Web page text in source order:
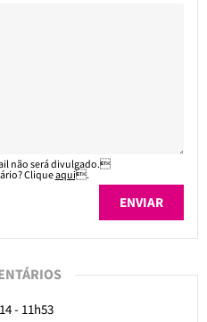
não será divulgado.
Cliqueaqui.
- 11h53